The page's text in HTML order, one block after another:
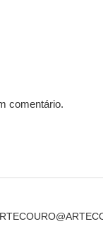
comentário.